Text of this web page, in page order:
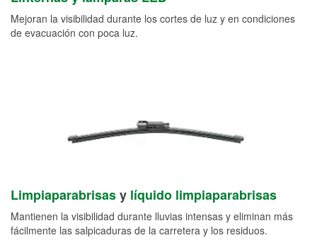
Mejoran la visibilidad durante los cortes de luz y en condiciones
de evacuación con poca luz.
Limpiaparabrisasy líquido limpiaparabrisas
Mantienen la visibilidad durante lluvias intensas y eliminan más
fácilmente las salpicaduras de la carretera y los residuos.